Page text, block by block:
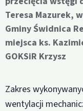
Teresa Mazurek,
Gminy Świdnica
miejsca ks.
GOKSiR Krzysz
Zakres
wentylacji